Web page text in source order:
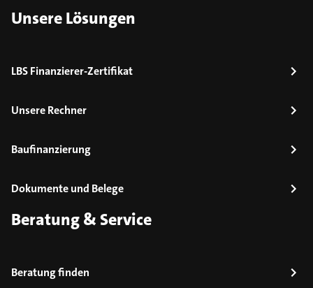
Unsere Lösungen
LBS Finanzierer-Zertifikat
Unsere Rechner
Baufinanzierung
Dokumente und Belege
Beratung & Service
Beratung finden